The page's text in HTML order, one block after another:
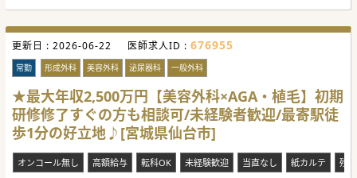
慣れて頂いたら二重整形などメニューを増やしていきます。
■自身の習熟度に応じた3段階の研修カリキュラムあり。無
理なく、確実に経験・スキルを高めることができる環境で
す。
■基本的に美容外科領域まで学んでいただけますが、ご本人
の意向次第では美容皮膚科領域業務のみに限定することも可
能です。
【医療機関情報】
■業界トップクラスの症例数。全国に100院以上クリニック
を展開し、今後も拡大を予定しています。
■形成外科ご出身の方も多く、高難易度の施術を多数提供。
学術研究も積極的に実施するような意欲の高い方が多いのも
特徴。
■選考で必ず施設見学を行っています。双方ご納得いただい
更新日 : 2026-06-22 医師求人ID : 676955
常勤 形成外科 美容外科 泌尿器科 一般外科
★最大年収2,500万円【美容外科×AGA・植毛】初期
研修修了すぐの方も相談可/未経験者歓迎/最寄駅徒
歩1分の好立地♪[宮城県仙台市]
オンコール無し 高額給与 転科OK 未経験歓迎 当直なし 紙カルテ 残